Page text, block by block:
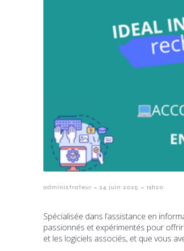
administrateur - 24 juin 2025 - 19h20
Spécialisée dans l’assistance en
passionnés et expérimentés pour offrir
et les logiciels associés, et que vous